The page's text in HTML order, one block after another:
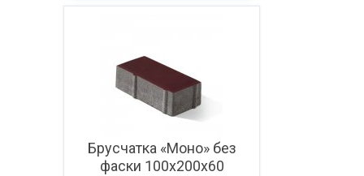
Подробнее
Брусчатка «Моно» без
фаски 100x200х60